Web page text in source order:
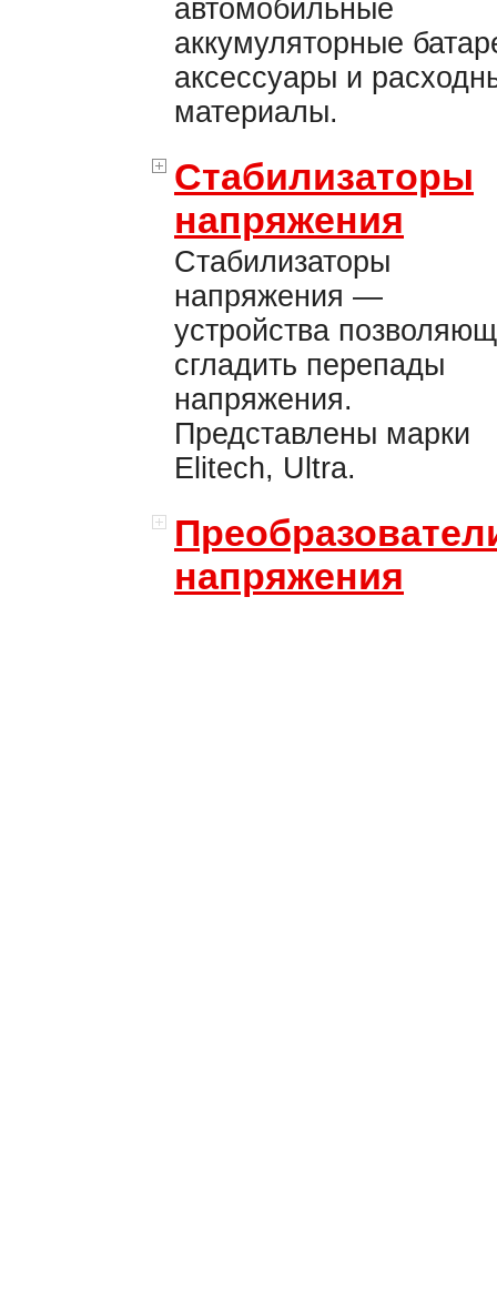
автомобильные
аккумуляторные
аксессуары и
материалы.
Стабилизаторы
напряжения
Стабилизаторы
напряжения —
устройства
сгладить перепады
напряжения.
Представлены марки
Elitech, Ultra.
напряжения